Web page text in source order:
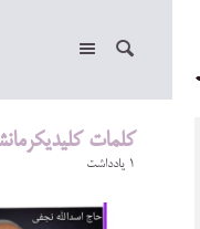
کلمات
1 یادداشت